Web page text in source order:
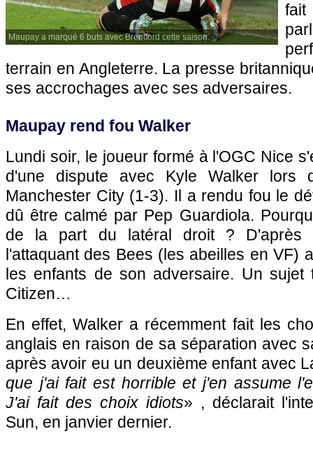
Maupay a marqué 6 buts avec Brentford cette saison.
terrain en Angleterre. La presse
ses accrochages avec ses adversaires.
Maupay rend fou Walker
Lundi soir, le joueur formé à l'OGC Nice
d'une dispute avec Kyle Walker lors
Manchester City (1-3). Il a rendu fou le
dû être calmé par Pep Guardiola.
de la part du latéral droit ? D'après
l'attaquant des Bees (les abeilles en VF)
les enfants de son adversaire. Un sujet
Citizen…
En effet, Walker a récemment fait les
anglais en raison de sa séparation avec
après avoir eu un deuxième enfant avec
que j'ai fait est horrible et j'en assume
J'ai fait des choix idiots» , déclarait
Sun, en janvier dernier.